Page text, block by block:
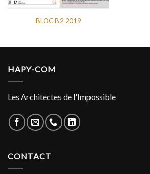
BLOC B2 2019
HAPY-COM
Les Architectes de l'Impossible
CONTACT